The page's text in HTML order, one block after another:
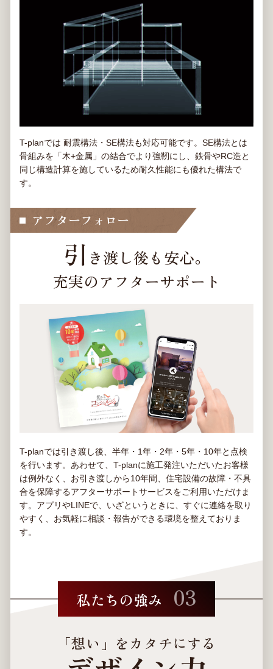
T-planでは 耐震構法・SE構法も対応可能です。SE構法とは
骨組みを「木+金属」の結合でより強靭にし、鉄骨やRC造と
同じ構造計算を施しているため耐久性能にも優れた構法で
す。
アフターフォロー
引 き渡し後も安心。
充実のアフターサポート
T-planでは引き渡し後、半年・1年・2年・5年・10年と点検
を行います。あわせて、T-planに施工発注いただいたお客様
は例外なく、お引き渡しから10年間、住宅設備の故障・不具
合を保障するアフターサポートサービスをご利用いただけま
す。アプリやLINEで、いざというときに、すぐに連絡を取り
やすく、お気軽に相談・報告ができる環境を整えておりま
す。
私たちの強み 03
「想い」をカタチにする